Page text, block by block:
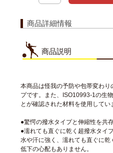
商品詳細情報
商品説明
本商品は怪我の予防や包帯変わ
プです。また、ISO10993-1の生
とが確認された材料を使用して
●驚愕の撥水タイプと伸縮性を共
●濡れても直ぐに乾く超撥水タイプ
水や汗に強く、濡れても直ぐに
低下の心配もありません。